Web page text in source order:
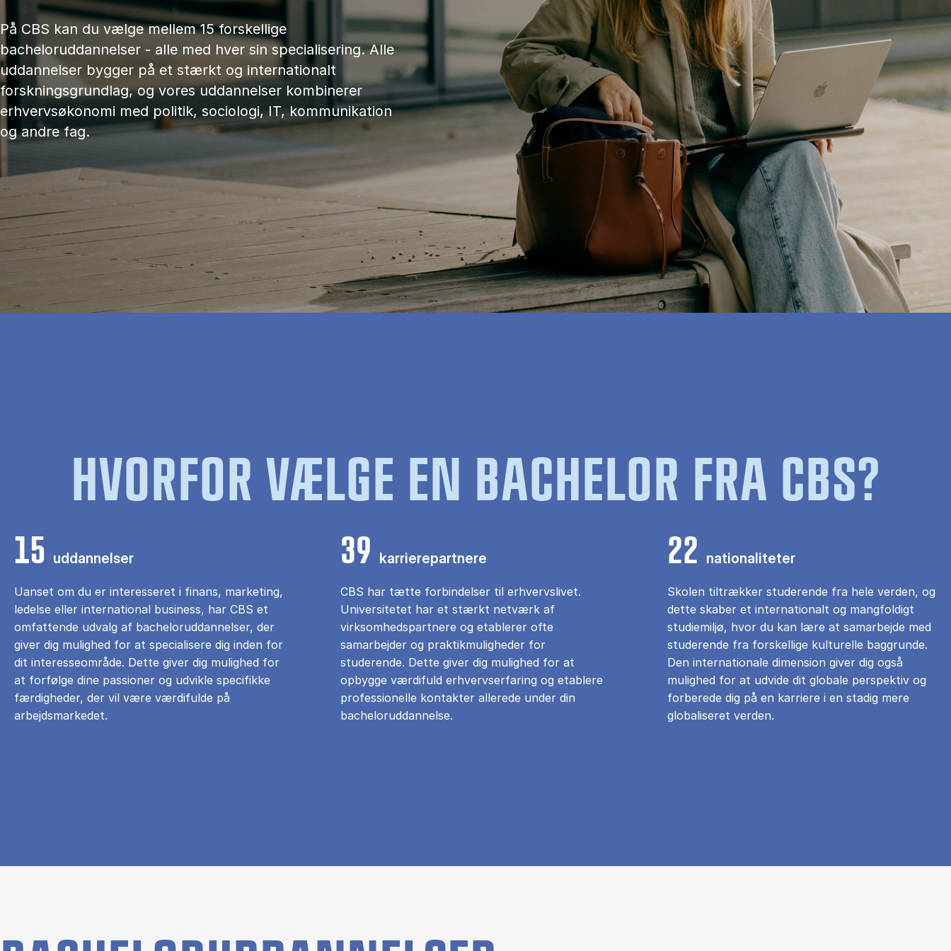
På CBS kan du vælge mellem 15 forskellige
bacheloruddannelser - alle med hver sin specialisering. Alle
uddannelser bygger på et stærkt og internationalt
forskningsgrundlag, og vores uddannelser kombinerer
erhvervsøkonomi med politik, sociologi, IT, kommunikation
og andre fag.
HVORFOR VÆLGE EN BACHELOR FRA CBS?
15 uddannelser
Uanset om du er interesseret i finans, marketing,
ledelse eller international business, har CBS et
omfattende udvalg af bacheloruddannelser, der
giver dig mulighed for at specialisere dig inden for
dit interesseområde. Dette giver dig mulighed for
at forfølge dine passioner og udvikle specifikke
færdigheder, der vil være værdifulde på
arbejdsmarkedet.
39 karrierepartnere
CBS har tætte forbindelser til erhvervslivet.
Universitetet har et stærkt netværk af
virksomhedspartnere og etablerer ofte
samarbejder og praktikmuligheder for
studerende. Dette giver dig mulighed for at
opbygge værdifuld erhvervserfaring og etablere
professionelle kontakter allerede under din
bacheloruddannelse.
22 nationaliteter
Skolen tiltrækker studerende fra hele verden, og
dette skaber et internationalt og mangfoldigt
studiemiljø, hvor du kan lære at samarbejde med
studerende fra forskellige kulturelle baggrunde.
Den internationale dimension giver dig også
mulighed for at udvide dit globale perspektiv og
forberede dig på en karriere i en stadig mere
globaliseret verden.